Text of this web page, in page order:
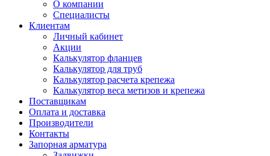
О компании
Специалисты
Клиентам
Личный кабинет
Акции
Калькулятор фланцев
Калькулятор для труб
Калькулятор расчета крепежа
Калькулятор веса метизов и крепежа
Поставщикам
Оплата и доставка
Производители
Контакты
Запорная арматура